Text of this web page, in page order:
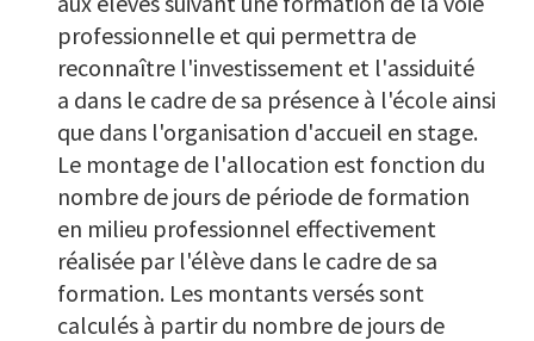
professionnelle et qui permettra de
reconnaître l'investissement et l'assiduité
a dans le cadre de sa présence à l'école ainsi
que dans l'organisation d'accueil en stage.
Le montage de l'allocation est fonction du
nombre de jours de période de formation
en milieu professionnel effectivement
réalisée par l'élève dans le cadre de sa
formation. Les montants versés sont
calculés à partir du nombre de jours de